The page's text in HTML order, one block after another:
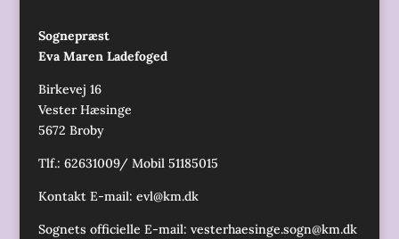
Sognepræst
Eva Maren Ladefoged
Birkevej 16
Vester Hæsinge
5672 Broby
Tlf.: 62631009/ Mobil 51185015
Kontakt E-mail: evl@km.dk
Sognets officielle E-mail: vesterhaesinge.sogn@km.dk